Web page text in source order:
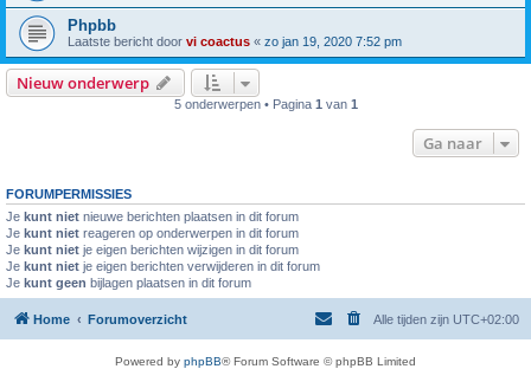
Phpbb
Laatste bericht door vi coactus « zo jan 19, 2020 7:52 pm
Nieuw onderwerp
5 onderwerpen • Pagina 1 van 1
Ga naar
FORUMPERMISSIES
Je kunt niet nieuwe berichten plaatsen in dit forum
Je kunt niet reageren op onderwerpen in dit forum
Je kunt niet je eigen berichten wijzigen in dit forum
Je kunt niet je eigen berichten verwijderen in dit forum
Je kunt geen bijlagen plaatsen in dit forum
Home Forumoverzicht Alle tijden zijn UTC+02:00
Powered by phpBB® Forum Software © phpBB Limited